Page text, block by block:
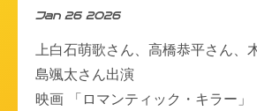
Jan 26 2026
上白石萌歌さん、高橋恭平さん、
島颯太さん出演
映画 「ロマンティック・キラー」